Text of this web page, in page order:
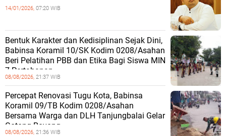
14/01/2026, 07:20 WIB
Bentuk Karakter dan Kedisiplinan Sejak Dini,
Babinsa Koramil 10/SK Kodim 0208/Asahan
Beri Pelatihan PBB dan Etika Bagi Siswa MIN
7 Pertahanan
08/08/2026, 21:37 WIB
Percepat Renovasi Tugu Kota, Babinsa
Koramil 09/TB Kodim 0208/Asahan
Bersama Warga dan DLH Tanjungbalai Gelar
Gotong Royong
08/08/2026, 21:36 WIB